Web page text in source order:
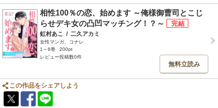
相性100％の恋、始めます ～俺様御曹司とこじ
らせデキ女の凸凹マッチング！？～
虹村あこ / 二久アカミ
女性マンガ、コナレ
1～6巻
200pt
レビュー投稿数0件
無料立読み
この作品をシェアしよう